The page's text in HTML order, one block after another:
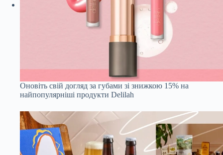
Оновіть свій догляд за губами зі знижкою 15% на
найпопулярніші продукти Delilah